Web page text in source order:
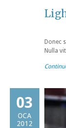
Donec
Nulla
03
OCA
2012